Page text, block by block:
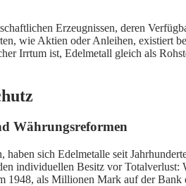
Erzeugnissen, deren
wie Aktien oder Anleihen, existiert
Irrtum ist, Edelmetall gleich als
Währungsreformen
sich Edelmetalle seit
individuellen Besitz vor
1948, als Millionen Mark auf der